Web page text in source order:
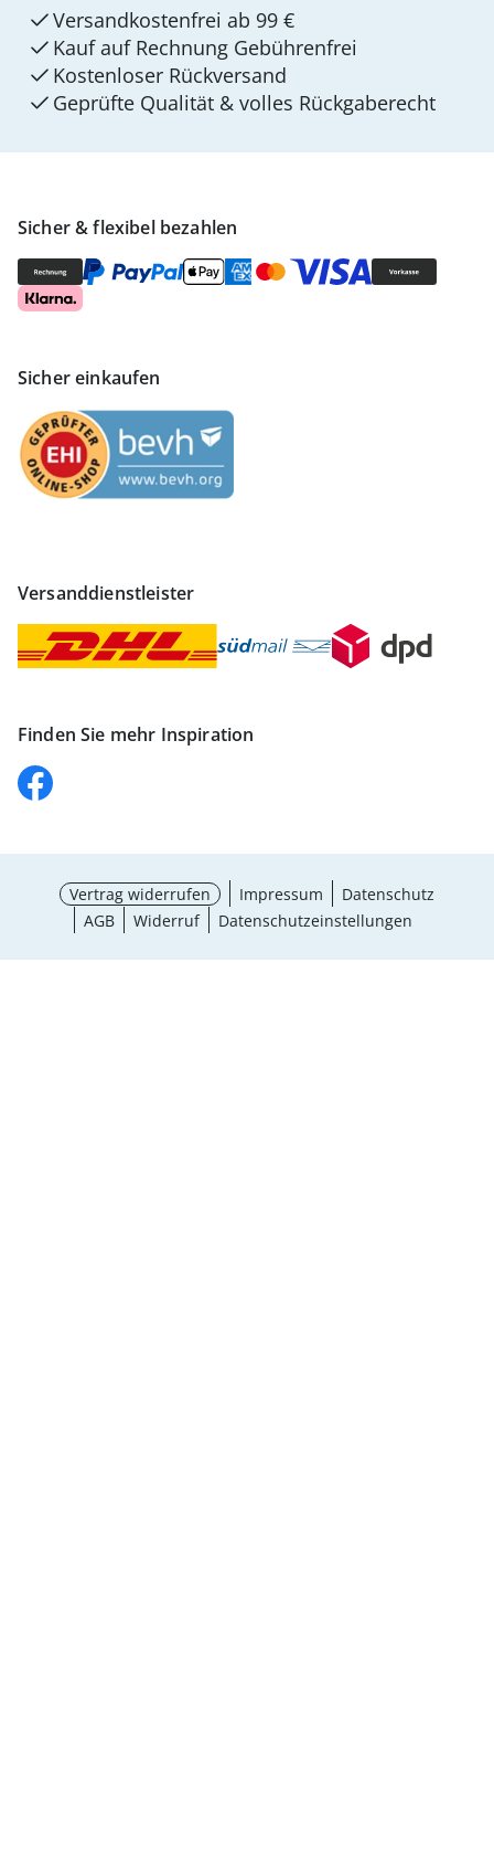
Sicher & flexibel bezahlen
Sicher einkaufen
Versanddienstleister
Finden Sie mehr Inspiration
Versandkostenfrei ab 99 €
Kauf auf Rechnung Gebührenfrei
Kostenloser Rückversand
Geprüfte Qualität & volles Rückgaberecht
Vertrag widerrufen Impressum
Datenschutz
AGB
Widerruf Datenschutzeinstellungen